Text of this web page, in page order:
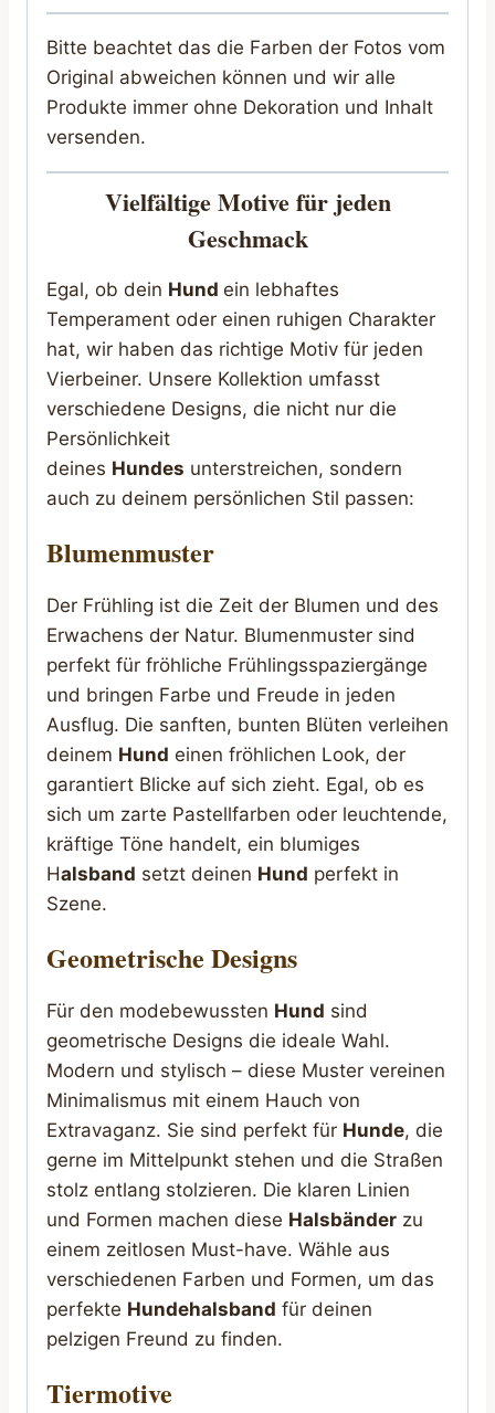
Bitte beachtet das die Farben der Fotos vom
Original abweichen können und wir alle
Produkte immer ohne Dekoration und Inhalt
versenden.
Vielfältige Motive für jeden
Geschmack
Egal, ob dein Hund ein lebhaftes
Temperament oder einen ruhigen Charakter
hat, wir haben das richtige Motiv für jeden
Vierbeiner. Unsere Kollektion umfasst
verschiedene Designs, die nicht nur die
Persönlichkeit
deines Hundes unterstreichen, sondern
auch zu deinem persönlichen Stil passen:
Blumenmuster
Der Frühling ist die Zeit der Blumen und des
Erwachens der Natur. Blumenmuster sind
perfekt für fröhliche Frühlingsspaziergänge
und bringen Farbe und Freude in jeden
Ausflug. Die sanften, bunten Blüten verleihen
deinem Hund einen fröhlichen Look, der
garantiert Blicke auf sich zieht. Egal, ob es
sich um zarte Pastellfarben oder leuchtende,
kräftige Töne handelt, ein blumiges
Halsband setzt deinen Hund perfekt in
Szene.
Geometrische Designs
Für den modebewussten Hund sind
geometrische Designs die ideale Wahl.
Modern und stylisch – diese Muster vereinen
Minimalismus mit einem Hauch von
Extravaganz. Sie sind perfekt für Hunde, die
gerne im Mittelpunkt stehen und die Straßen
stolz entlang stolzieren. Die klaren Linien
und Formen machen diese Halsbänder zu
einem zeitlosen Must-have. Wähle aus
verschiedenen Farben und Formen, um das
perfekte Hundehalsband für deinen
pelzigen Freund zu finden.
Tiermotive